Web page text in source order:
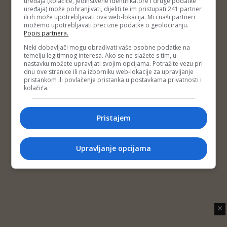
Impressum
Kontakt Marketing
Privatnost korisnika
O nama
✕
uređaja) može pohranjivati, dijeliti te im pristupati 241 partner
ili ih može upotrebljavati ova web-lokacija. Mi i naši partneri
možemo upotrebljavati precizne podatke o geolociranju.
Popis partnera.
Neki dobavljači mogu obrađivati vaše osobne podatke na
temelju legitimnog interesa. Ako se ne slažete s tim, u
nastavku možete upravljati svojim opcijama. Potražite vezu pri
dnu ove stranice ili na izborniku web-lokacije za upravljanje
pristankom ili povlačenje pristanka u postavkama privatnosti i
kolačića.
Pristajem
Upravljanje opcijama